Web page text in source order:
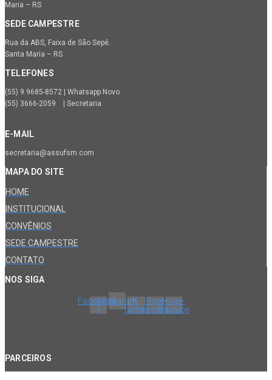
Maria – RS
SEDE CAMPESTRE
Rua da ABS, Faixa de São Sepé.
Santa Maria – RS
TELEFONES
(55) 9.9685-8572 | Whatsapp Novo
(55) 3666-2059 | Secretaria
E-MAIL
secretaria@assufsm.com
MAPA DO SITE
HOME
INSTITUCIONAL
CONVÊNIOS
SEDE CAMPESTRE
CONTATO
NOS SIGA
Facebook-
f
InstagramX-
twitter
Huge-
spotify
Huge-
youtube
PARCEIROS